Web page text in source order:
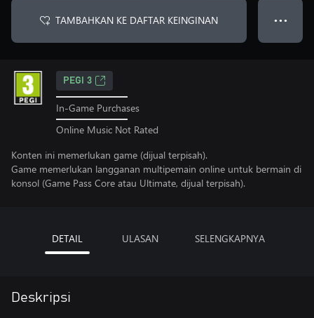
TAMBAHKAN KE DAFTAR KEINGINAN ● ● ●
PEGI 3
In-Game Purchases
Online Music Not Rated
Konten ini memerlukan game (dijual terpisah).
Game memerlukan langganan multipemain online untuk bermain di
konsol (Game Pass Core atau Ultimate, dijual terpisah).
DETAIL ULASAN SELENGKAPNYA
Deskripsi